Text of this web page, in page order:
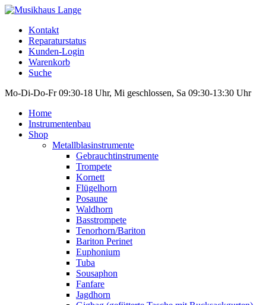
Kontakt
Reparaturstatus
Kunden-Login
Warenkorb
Suche
Mo-Di-Do-Fr 09:30-18 Uhr, Mi geschlossen, Sa 09:30-13:30 Uhr
Home
Instrumentenbau
Shop
Metallblasinstrumente
Gebrauchtinstrumente
Trompete
Kornett
Flügelhorn
Posaune
Waldhorn
Basstrompete
Tenorhorn/Bariton
Bariton Perinet
Euphonium
Tuba
Sousaphon
Fanfare
Jagdhorn